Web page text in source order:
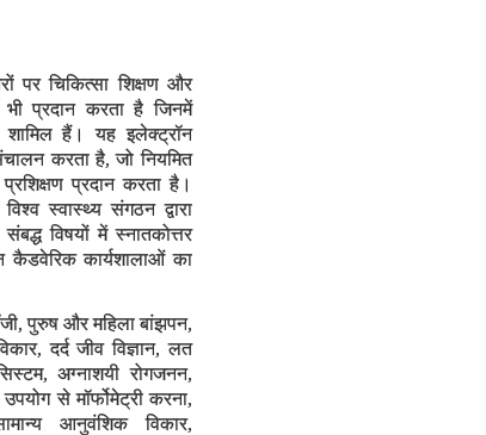
पर चिकित्सा शिक्षण और
प्रदान करता है जिनमें
शामिल हैं। यह इलेक्ट्रॉन
करता है, जो नियमित
प्रदान करता है।
स्वास्थ्य संगठन द्वारा
विषयों में स्नातकोत्तर
कैडवेरिक कार्यशालाओं का
पुरुष और महिला बांझपन,
दर्द जीव विज्ञान, लत
अग्नाशयी रोगजनन,
से मॉर्फोमेट्री करना,
आनुवंशिक विकार,